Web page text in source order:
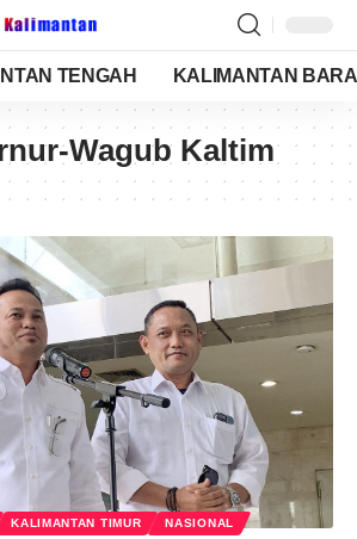
TENGAH KALIMANTAN
Wagub Kaltim
KALIMANTAN TIMUR NASIONAL